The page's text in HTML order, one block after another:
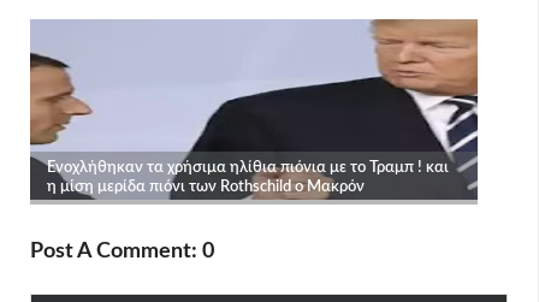
Post A Comment: 0